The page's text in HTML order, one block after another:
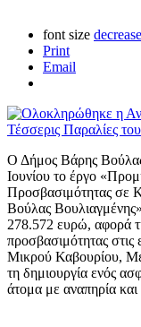
font size
Print
Email
Ο Δήμος Βάρης
Ιουνίου το έργο
Προσβασιμότητας σε
Βούλας
278.572 ευρώ, αφορά
προσβασιμότητας
Μικρού Καβουρίου,
τη δημιουργία ενός
άτομα με αναπηρία και